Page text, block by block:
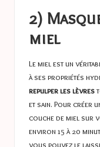
2)
miel
Le miel est un
à ses propriétés
repulper les lèvres
et sain. Pour créer
couche de miel sur
environ 15 à 20
vous pouvez le